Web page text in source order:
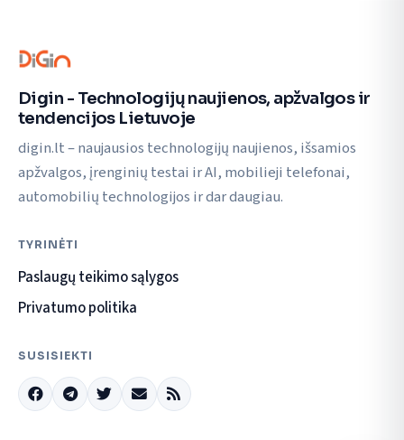
Digin - Technologijų naujienos, apžvalgos ir
tendencijos Lietuvoje
digin.lt – naujausios technologijų naujienos, išsamios
apžvalgos, įrenginių testai ir AI, mobilieji telefonai,
automobilių technologijos ir dar daugiau.
TYRINĖTI
Paslaugų teikimo sąlygos
Privatumo politika
SUSISIEKTI